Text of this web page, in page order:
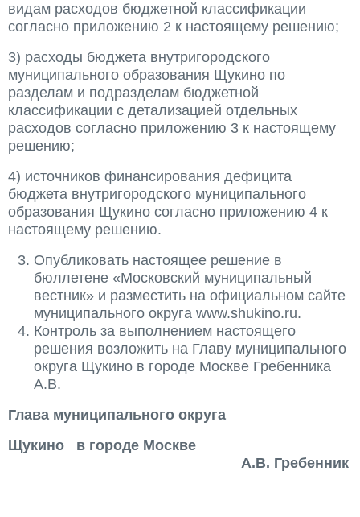
видам расходов бюджетной классификации
согласно приложению 2 к настоящему решению;
3) расходы бюджета внутригородского
муниципального образования Щукино по
разделам и подразделам бюджетной
классификации с детализацией отдельных
расходов согласно приложению 3 к настоящему
решению;
4) источников финансирования дефицита
бюджета внутригородского муниципального
образования Щукино согласно приложению 4 к
настоящему решению.
Опубликовать настоящее решение в
бюллетене «Московский муниципальный
вестник» и разместить на официальном сайте
муниципального округа www.shukino.ru.
Контроль за выполнением настоящего
решения возложить на Главу муниципального
округа Щукино в городе Москве Гребенника
А.В.
Глава муниципального округа
Щукино в городе Москве
А.В. Гребенник